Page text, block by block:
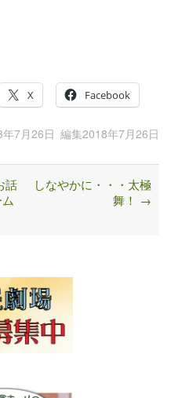
X Facebook
7月26日 編集2018年7月26日
話
しなやかに・・・太極
舞！ →